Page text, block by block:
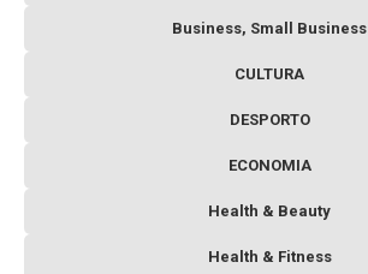
Business, Small Business
CULTURA
DESPORTO
ECONOMIA
Health & Beauty
Health & Fitness